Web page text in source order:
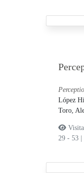
López
Toro,
29 - 53